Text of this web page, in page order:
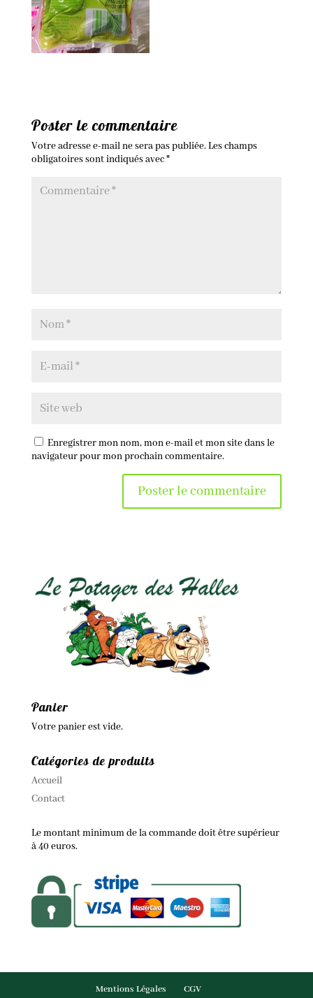
Poster le commentaire
Votre adresse e-mail ne sera pas publiée.Les champs
obligatoires sont indiqués avec*
Enregistrer mon nom, mon e-mail et mon site dans le
navigateur pour mon prochain commentaire.
Panier
Votre panier est vide.
Catégories de produits
Accueil
Contact
Le montant minimum de la commande doit être supérieur
à 40 euros.
Mentions Légales CGV